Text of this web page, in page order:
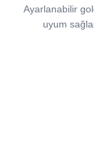
Ayarlanabilir
uyum